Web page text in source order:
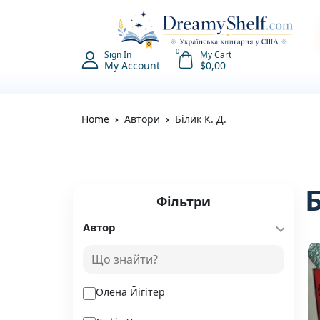
Sign In
My Account
0 My Cart
$0,00
Home Автори Білик К. Д.
Фільтри
Автор
Олена Йігітер